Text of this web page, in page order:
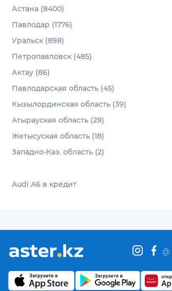
Астана (8400)
Павлодар (1776)
Уральск (898)
Петропавловск (485)
Актау (86)
Павлодарская область (45)
Кызылординская область (39)
Атырауская область (29)
Жетысуская область (18)
Западно-Каз. область (2)
Audi A6 в кредит
@